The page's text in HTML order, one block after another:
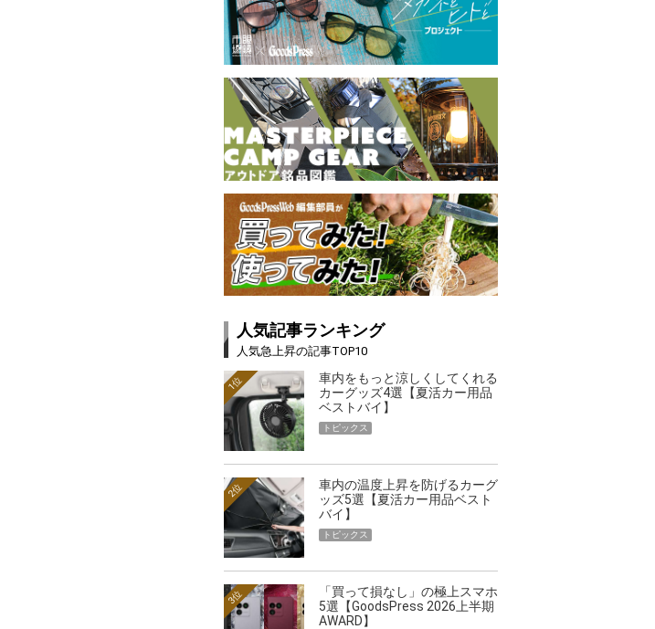
人気記事ランキング
人気急上昇の記事TOP10
車内をもっと涼しくしてくれる
カーグッズ4選【夏活カー用品
ベストバイ】
1位
トピックス
車内の温度上昇を防げるカーグ
ッズ5選【夏活カー用品ベスト
バイ】
2位
トピックス
「買って損なし」の極上スマホ
5選【GoodsPress 2026上半期
AWARD】
3位